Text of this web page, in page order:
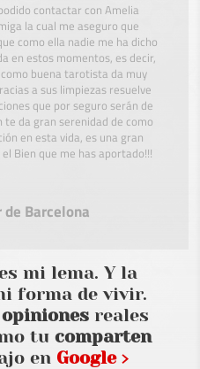
contactar con Amelia
la cual me aseguro que
como ella nadie me ha dicho
en estos momentos, es decir,
buena tarotista da muy
a sus limpiezas resuelve
que por seguro serán de
da gran serenidad de como
en esta vida, es una gran
Bien que me has aportado!!!
Barcelona
mi lema. Y la
forma de vivir.
opiniones reales
tucomparten
en Google ›